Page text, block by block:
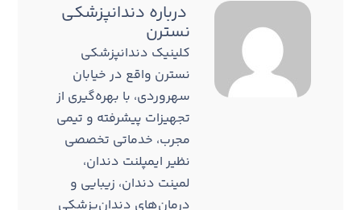
درباره دندانپزشکی
نسترن
کلینیک دندانپزشکی
نسترن واقع در خیابان
سهروردی، با بهره‌گیری از
تجهیزات پیشرفته و تیمی
مجرب، خدماتی تخصصی
نظیر ایمپلنت دندان،
لمینت دندان، زیبایی و
درمان‌های دندان‌پزشکی